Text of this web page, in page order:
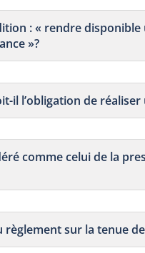
: « rendre
»?
il l’obligation de
comme celui de la
règlement sur la tenue